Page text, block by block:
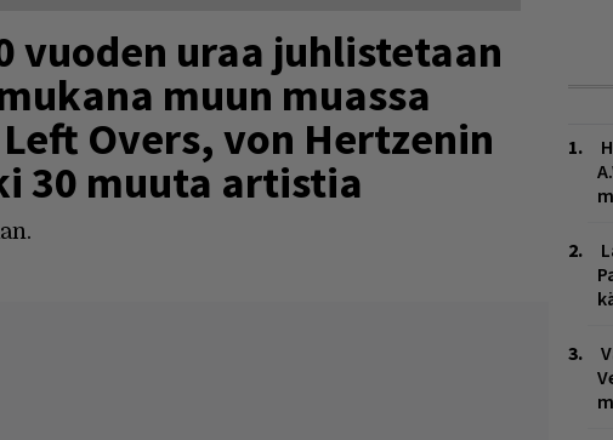
vuoden uraa juhlistetaan
muun muassa
Overs, von Hertzenin
30 muuta artistia